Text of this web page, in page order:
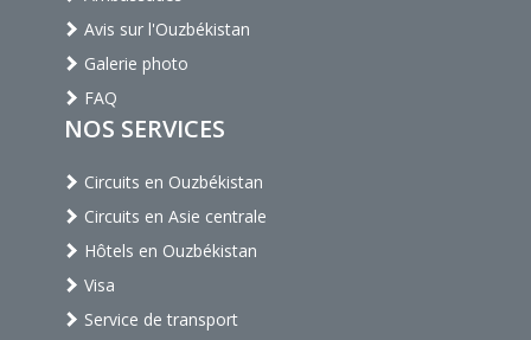
Avis sur l'Ouzbékistan
Galerie photo
FAQ
NOS SERVICES
Circuits en Ouzbékistan
Circuits en Asie centrale
Hôtels en Ouzbékistan
Visa
Service de transport